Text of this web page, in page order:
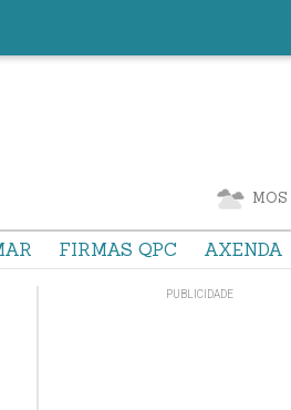
MOS
FIRMAS QPC AXENDA